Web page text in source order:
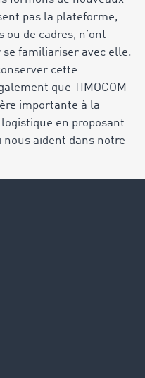
pas la plateforme,
ou de cadres, n’ont
se familiariser avec elle.
cette
que TIMOCOM
importante à la
en proposant
nous aident dans notre